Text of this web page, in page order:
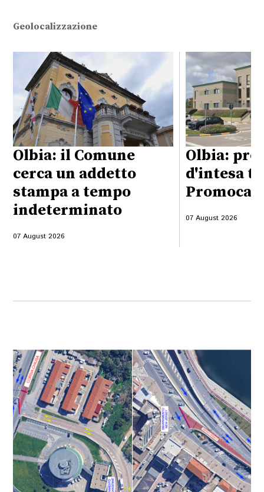
Geolocalizzazione
Olbia: il Comune
cerca un addetto
stampa a tempo
indeterminato
07 August 2026
Olbia:
d'intesa
07 August 2026